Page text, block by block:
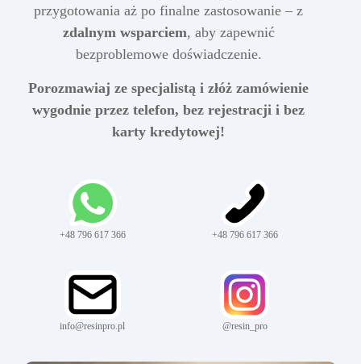
przygotowania aż po finalne zastosowanie – z
zdalnym wsparciem, aby zapewnić
bezproblemowe doświadczenie.
Porozmawiaj ze specjalistą i złóż zamówienie
wygodnie przez telefon, bez rejestracji i bez
karty kredytowej!
+48 796 617 366 +48 796 617 366
info@resinpro.pl @resin_pro